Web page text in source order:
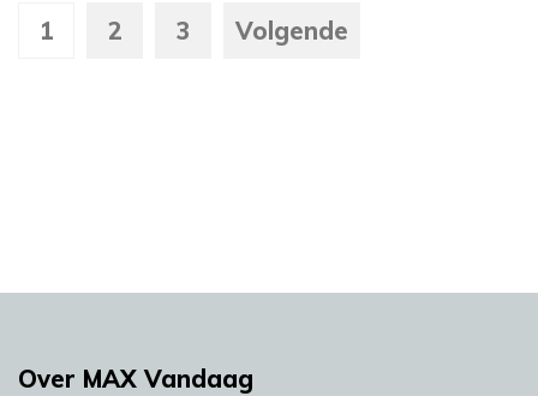
1 2 3 Volgende
Over MAX Vandaag